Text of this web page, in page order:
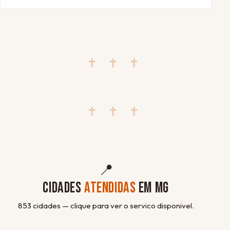
✝ ✝ ✝
✝ ✝ ✝
📍
CIDADESATENDIDAS EM MG
853 cidades — clique para ver o servico disponivel.